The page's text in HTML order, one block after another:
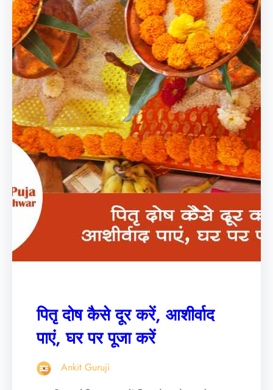
पितृ दोष कैसे दूर करें, आशीर्वाद
पाएं, घर पर पूजा करें
Ankit Guruji